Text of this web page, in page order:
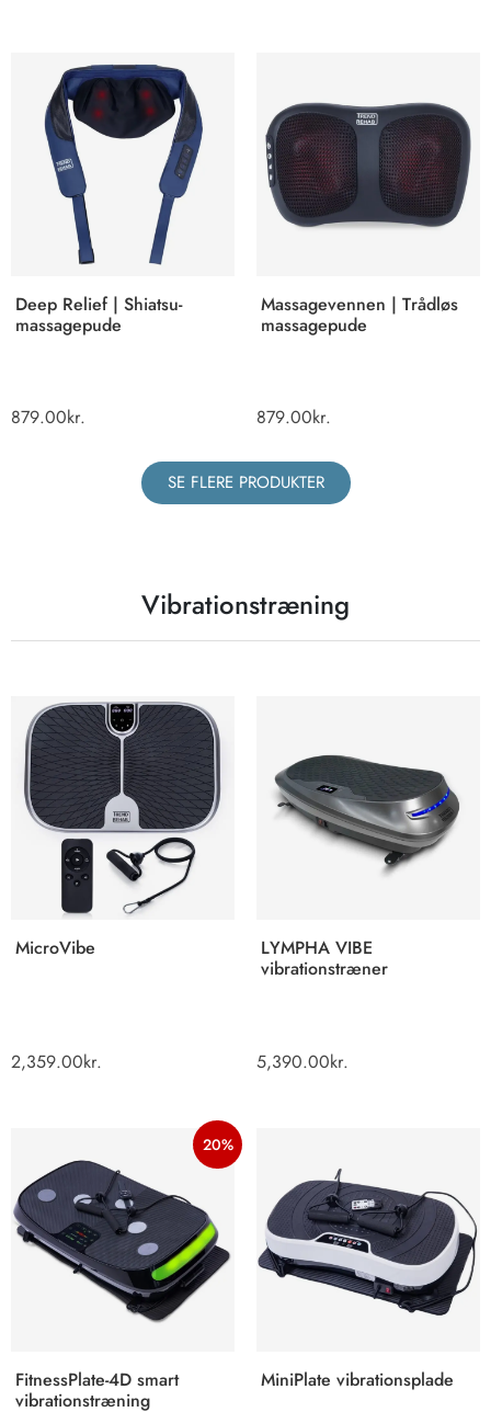
Deep Relief | Shiatsu-
massagepude
879.00kr.
Massagevennen | Trådløs
massagepude
879.00kr.
SE FLERE PRODUKTER
Vibrationstræning
MicroVibe
2,359.00kr.
LYMPHA VIBE
vibrationstræner
5,390.00kr.
20%
FitnessPlate-4D smart
vibrationstræning
MiniPlate vibrationsplade